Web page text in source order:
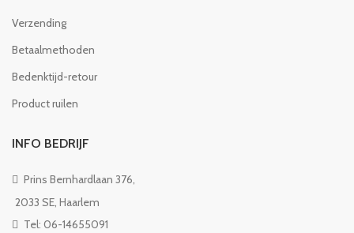
Verzending
Betaalmethoden
Bedenktijd-retour
Product ruilen
INFO BEDRIJF
Prins Bernhardlaan 376,
2033 SE, Haarlem
Tel: 06-14655091